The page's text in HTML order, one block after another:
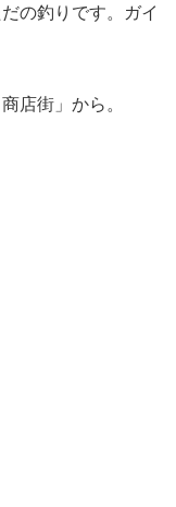
の釣りです。ガイ
店街」から。